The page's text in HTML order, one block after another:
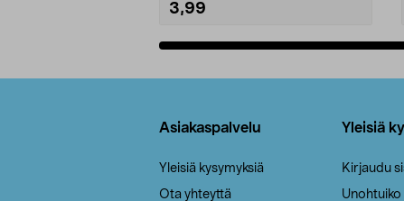
3,99
Asiakaspalvelu
Yleisiä kysymyksiä
Ota yhteyttä
Yleisiä
Kirjaudu
Unohtuiko